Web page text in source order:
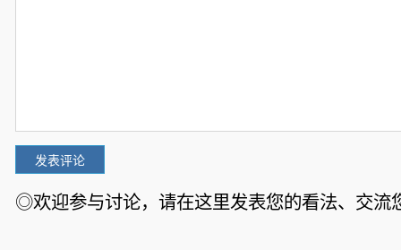
◎欢迎参与讨论，请在这里发表您的看法、交流